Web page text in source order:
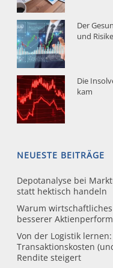
Der
und
Die
kam
NEUESTE BEITRÄGE
Depotanalyse bei
statt hektisch handeln
Warum
besserer
Von der Logistik
Transaktionskosten
Rendite steigert